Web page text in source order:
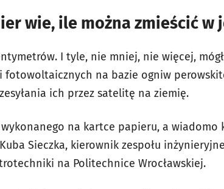
wie, ile można zmieścić w
I tyle, nie mniej, nie więcej,
fotowoltaicznych na bazie ogniw
ich przez satelitę na ziemię.
wykonanego na kartce papieru, a wiadomo
Sieczka, kierownik zespołu
na Politechnice Wrocławskiej.